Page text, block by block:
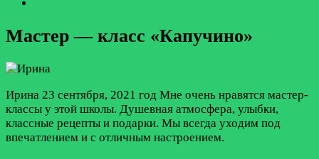
Мастер — класс «Капучино»
Ирина 23 сентября, 2021 год Мне очень нравятся мастер-
классы у этой школы. Душевная атмосфера, улыбки,
классные рецепты и подарки. Мы всегда уходим под
впечатлением и с отличным настроением.